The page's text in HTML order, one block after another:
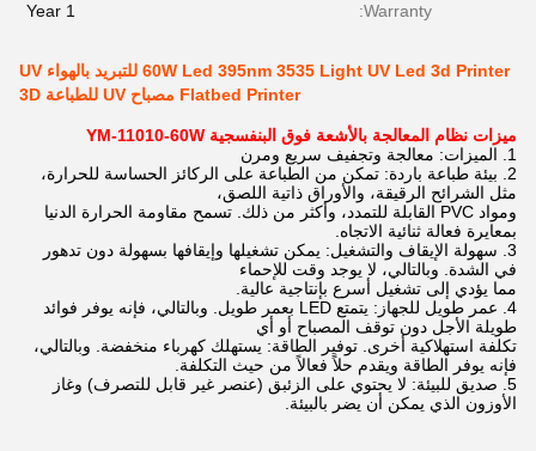
Warranty:
1 Year
60W Led 395nm 3535 Light UV Led 3d Printer للتبريد بالهواء UV
Flatbed Printer مصباح UV للطباعة 3D
ميزات نظام المعالجة بالأشعة فوق البنفسجية YM-11010-60W
1. الميزات: معالجة وتجفيف سريع ومرن
2. بيئة طباعة باردة: تمكن من الطباعة على الركائز الحساسة للحرارة،
مثل الشرائح الرقيقة، والأوراق ذاتية اللصق،
ومواد PVC القابلة للتمدد، وأكثر من ذلك. تسمح مقاومة الحرارة الدنيا
بمعايرة فعالة ثنائية الاتجاه.
3. سهولة الإيقاف والتشغيل: يمكن تشغيلها وإيقافها بسهولة دون تدهور
في الشدة. وبالتالي، لا يوجد وقت للإحماء
مما يؤدي إلى تشغيل أسرع بإنتاجية عالية.
4. عمر طويل للجهاز: يتمتع LED بعمر طويل. وبالتالي، فإنه يوفر فوائد
طويلة الأجل دون توقف المصباح أو أي
تكلفة استهلاكية أخرى. توفير الطاقة: يستهلك كهرباء منخفضة. وبالتالي،
فإنه يوفر الطاقة ويقدم حلاً فعالاً من حيث التكلفة.
5. صديق للبيئة: لا يحتوي على الزئبق (عنصر غير قابل للتصرف) وغاز
الأوزون الذي يمكن أن يضر بالبيئة.